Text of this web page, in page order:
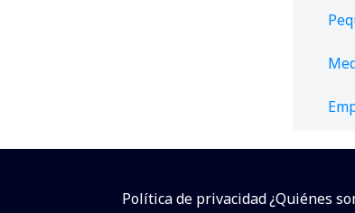
Política de privacidad¿Quiénes